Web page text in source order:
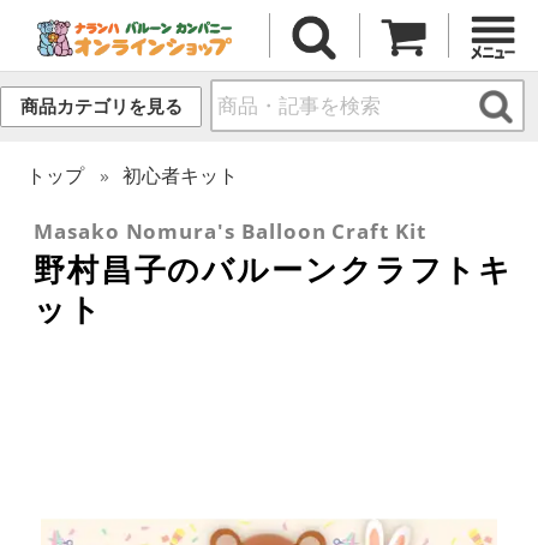
商品カテゴリを見る
トップ 初心者キット
Masako Nomura's Balloon Craft Kit
野村昌子のバルーンクラフトキ
ット